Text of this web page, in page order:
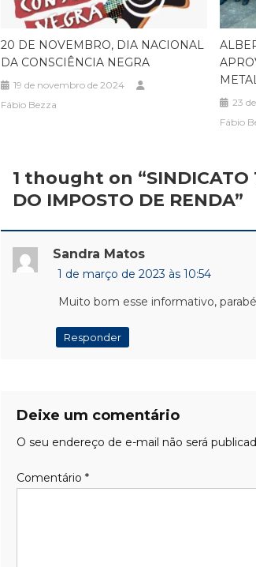
20 DE NOVEMBRO, DIA NACIONAL
DA CONSCIÊNCIA NEGRA
19 de novembro de 2024
Fábio Bezza
23
Fábio
1 thought on “SINDICATO
DO IMPOSTO DE RENDA”
Sandra Matos
1 de março de 2023 às 10:54
Muito bom esse informativo,
Responder
Deixe um comentário
O seu endereço de e-mail não será
Comentário *